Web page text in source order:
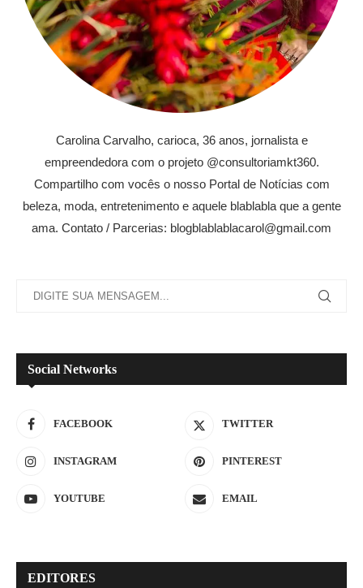
Carolina Carvalho, carioca, 36 anos, jornalista e
empreendedora com o projeto @consultoriamkt360.
Compartilho com vocês o nosso Portal de Notícias com
beleza, moda, entretenimento e aquele blablabla que a gente
ama. Contato / Parcerias: blogblablablacarol@gmail.com
Social Networks
FACEBOOK TWITTER
INSTAGRAM PINTEREST
YOUTUBE EMAIL
EDITORES